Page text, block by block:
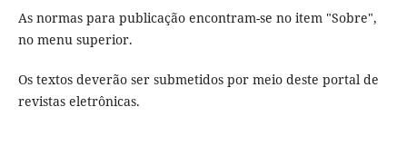
As normas para publicação encontram-se no item "Sobre",
no menu superior.
Os textos deverão ser submetidos por meio deste portal de
revistas eletrônicas.